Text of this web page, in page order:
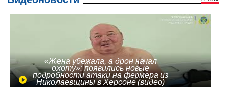
«Жена убежала, а дрон начал
охоту»: появились новые
подробности атаки на фермера из
Николаевщины в Херсоне (видео)